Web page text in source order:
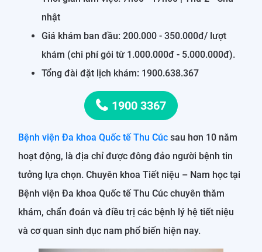
nhật
Giá khám ban đầu: 200.000 - 350.000đ/ lượt
khám (chi phí gói từ 1.000.000đ - 5.000.000đ).
Tổng đài đặt lịch khám: 1900.638.367
1900 3367
Bệnh viện Đa khoa Quốc tế Thu Cúc sau hơn 10 năm
hoạt động, là địa chỉ được đông đảo người bệnh tin
tưởng lựa chọn. Chuyên khoa Tiết niệu – Nam học tại
Bệnh viện Đa khoa Quốc tế Thu Cúc chuyên thăm
khám, chẩn đoán và điều trị các bệnh lý hệ tiết niệu
và cơ quan sinh dục nam phổ biến hiện nay.